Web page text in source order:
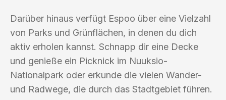
Darüber hinaus verfügt Espoo über eine Vielzahl
von Parks und Grünflächen, in denen du dich
aktiv erholen kannst. Schnapp dir eine Decke
und genieße ein Picknick im Nuuksio-
Nationalpark oder erkunde die vielen Wander-
und Radwege, die durch das Stadtgebiet führen.